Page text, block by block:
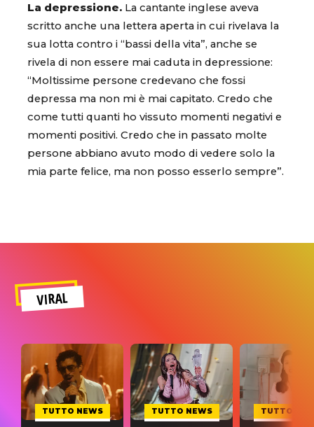
La depressione. La cantante inglese aveva
scritto anche una lettera aperta in cui rivelava la
sua lotta contro i “bassi della vita”, anche se
rivela di non essere mai caduta in depressione:
“Moltissime persone credevano che fossi
depressa ma non mi è mai capitato. Credo che
come tutti quanti ho vissuto momenti negativi e
momenti positivi. Credo che in passato molte
persone abbiano avuto modo di vedere solo la
mia parte felice, ma non posso esserlo sempre”.
VIRAL
TUTTO NEWS TUTTO NEWS TUTTO